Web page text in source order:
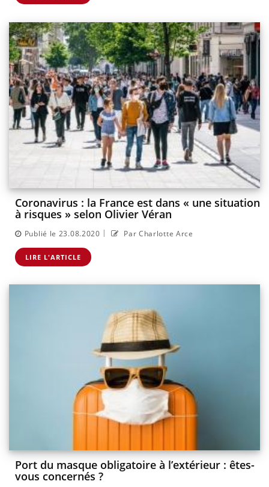
Coronavirus : la France est dans « une situation
à risques » selon Olivier Véran
Publié le 23.08.2020 | Par Charlotte Arce
LIRE L'ARTICLE
Port du masque obligatoire à l’extérieur : êtes-
vous concernés ?